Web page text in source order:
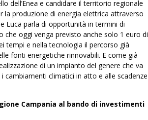
dell’Enea e candidare il territorio regionale
produzione di energia elettrica attraverso
Luca parla di opportunità in termini di
che oggi venga previsto anche solo 1 euro di
tempi e nella tecnologia il percorso già
fonti energetiche rinnovabili. E come già
di un impianto del genere che va
cambiamenti climatici in atto e alle scadenze
Campania al bando di investimenti